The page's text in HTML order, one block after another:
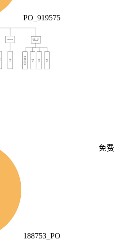
PO_919575
188753_PO
免费